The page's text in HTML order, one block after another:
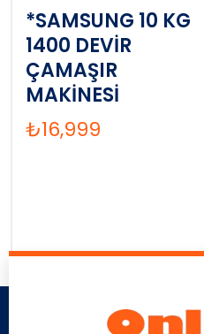
*SAMSUNG 10 KG
1400 DEVİR
ÇAMAŞIR
MAKİNESİ
₺16,999